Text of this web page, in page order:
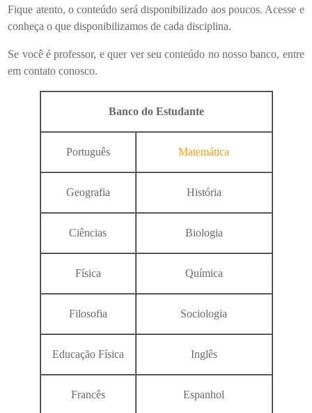
Fique atento, o conteúdo será disponibilizado aos poucos. Acesse e
conheça o que disponibilizamos de cada disciplina.
Se você é professor, e quer ver seu conteúdo no nosso banco, entre
em contato conosco.
Banco do Estudante
Português Matemática
Geografia História
Ciências Biologia
Física Química
Filosofia Sociologia
Educação Física Inglês
Francês Espanhol